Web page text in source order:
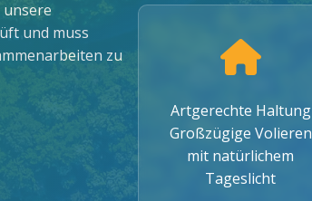
und muss
zu
Artgerechte Haltung
Großzügige Volieren
mit natürlichem
Tageslicht